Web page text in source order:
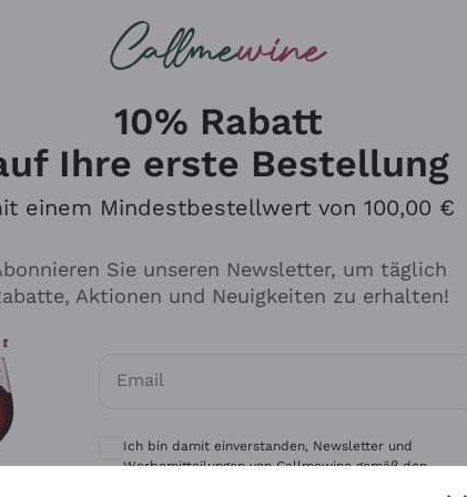
Antinori
Ca' del Bosco
Gavi
10% Rabatt
Ihre erste Bestellung
einem Mindestbestellwert von 100,00 €
Sie unseren Newsletter, um täglich
Aktionen und Neuigkeiten zu erhalten!
Email
Optionale Einwilligungen zum Erhalt von
Ich bin damit einverstanden, Newsletter und
Werbemitteilungen von Callmewine gemäß den -